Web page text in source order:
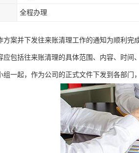
全程办理
方案并下发往来账清理工作的通知为顺利
应包括往来账清理的具体范围、内容、时
组一起，作为公司的正式文件下发到各部门